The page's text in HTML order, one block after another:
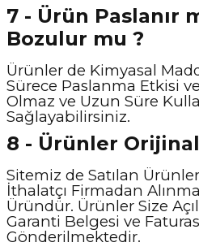
7 - Ürün Paslanır
Bozulur mu ?
Ürünler de Kimyasal
Sürece Paslanma Etkisi
Olmaz ve Uzun Süre
Sağlayabilirsiniz.
8 - Ürünler
Sitemiz de Satılan
İthalatçı Firmadan
Üründür. Ürünler Size
Garanti Belgesi ve
Gönderilmektedir.